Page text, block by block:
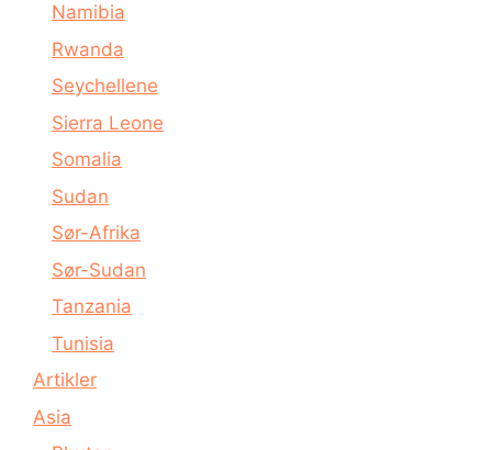
Namibia
Rwanda
Seychellene
Sierra Leone
Somalia
Sudan
Sør-Afrika
Sør-Sudan
Tanzania
Tunisia
Artikler
Asia